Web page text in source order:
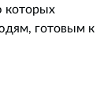
которых
готовым к